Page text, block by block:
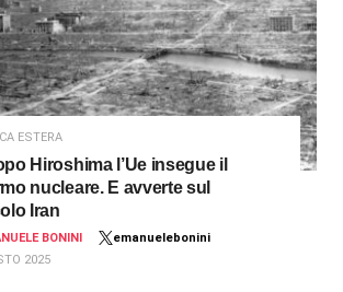
ESTERA
Hiroshima l’Ue insegue il
nucleare. E avverte sul
Iran
BONINI
emanuelebonini
2025